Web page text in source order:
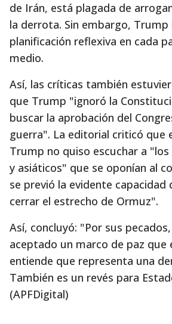
de Irán, está plagada de
la derrota. Sin embargo, Trump
planificación reflexiva en cada
medio.
Así, las críticas también
que Trump "ignoró la
buscar la aprobación del
guerra". La editorial criticó que
Trump no quiso escuchar a
y asiáticos" que se oponían al
se previó la evidente capacidad
cerrar el estrecho de Ormuz".
Así, concluyó: "Por sus
aceptado un marco de paz que
entiende que representa una
También es un revés para
(APFDigital)